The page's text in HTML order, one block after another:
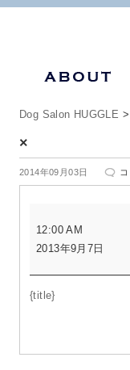
Dog Salon HUGGLE
×
2014年09月03日
×
は
12:00 AM
2013年9月7日
{title}